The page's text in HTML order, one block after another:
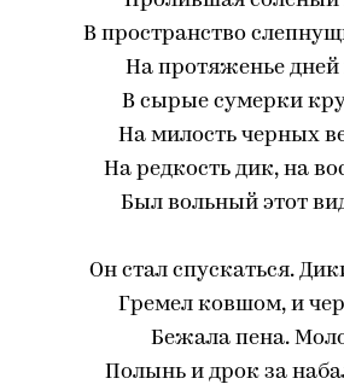
В пространство
На протяженье дней
В сырые сумерки
На милость черных
На редкость дик, на
Был вольный этот
Он стал спускаться.
Гремел ковшом, и
Бежала пена.
Полынь и дрок за